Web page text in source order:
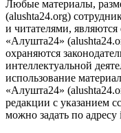
Любые материалы,
(alushta24.org)
и читателями,
«Алушта24»
охраняются
интеллектуальной
использование
«Алушта24»
редакции с указанием
можно задать по